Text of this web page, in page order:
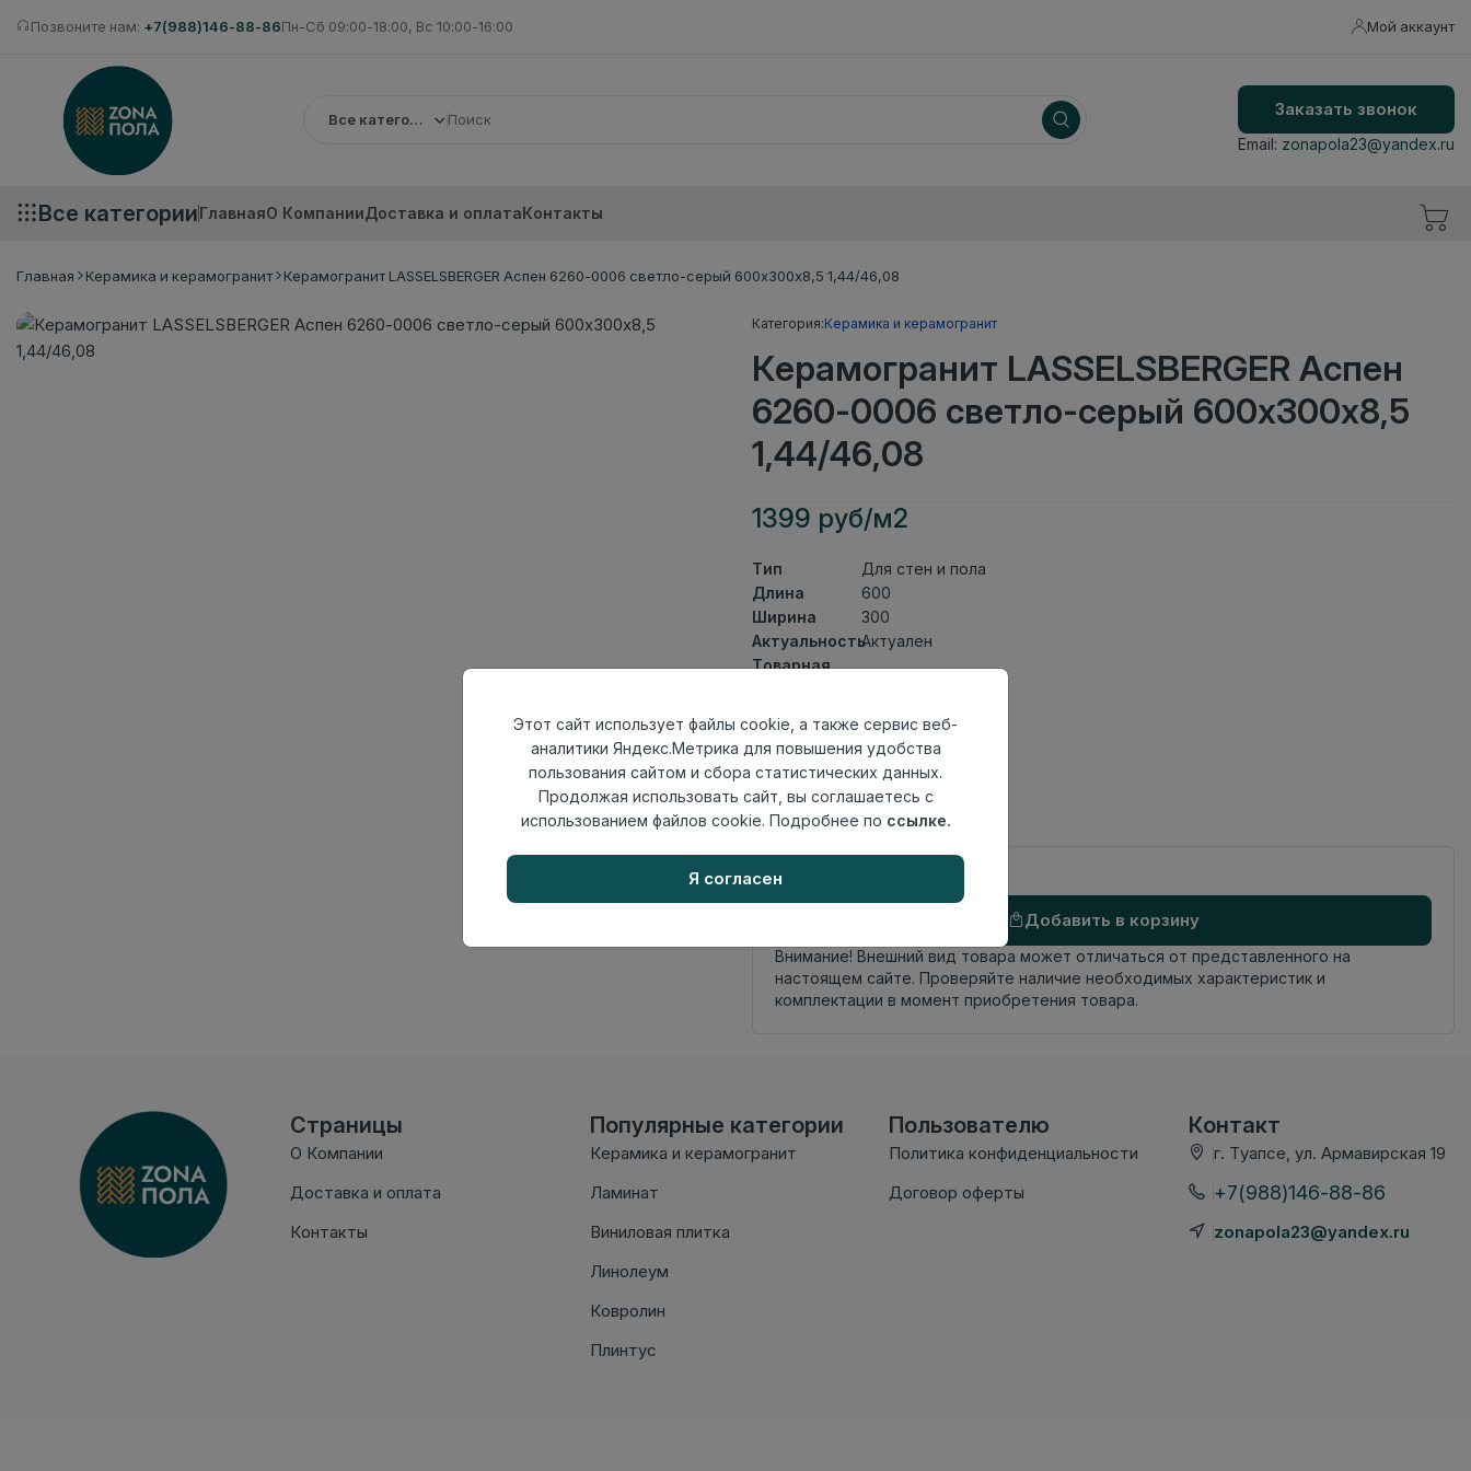
Позвоните нам: +7(988)146-88-86Пн-Сб 09:00-18:00, Вс 10:00-16:00 Мой аккаунт
Все категории
Заказать звонок
Email: zonapola23@yandex.ru
Все категорииГлавнаяО КомпанииДоставка и оплатаКонтакты
Главная Керамика и керамогранит Керамогранит LASSELSBERGER Аспен 6260-0006 светло-серый 600х300х8,5 1,44/46,08
Категория:Керамика и керамогранит
Керамогранит LASSELSBERGER Аспен
6260-0006 светло-серый 600х300х8,5
1,44/46,08
1399 руб/м2
Тип
Для стен и пола
Длина
600
Ширина
300
АктуальностьАктуален
Товарная
Поверхность
матовая
Страна
происхождения
Россия
Номер
комплекта
Лесенка 30*60 №1
Осталось
Добавить в корзину
Внимание! Внешний вид товара может отличаться от представленного на
настоящем сайте. Проверяйте наличие необходимых характеристик и
комплектации в момент приобретения товара.
Страницы
О Компании
Доставка и оплата
Контакты
Популярные категории
Керамика и керамогранит
Ламинат
Виниловая плитка
Линолеум
Ковролин
Плинтус
Пользователю
Политика конфиденциальности
Договор оферты
Контакт
г. Туапсе, ул. Армавирская 19
+7(988)146-88-86
zonapola23@yandex.ru
Этот сайт использует файлы cookie, а также сервис веб-
аналитики Яндекс.Метрика для повышения удобства
пользования сайтом и сбора статистических данных.
Продолжая использовать сайт, вы соглашаетесь с
использованием файлов cookie. Подробнее по ссылке.
Я согласен